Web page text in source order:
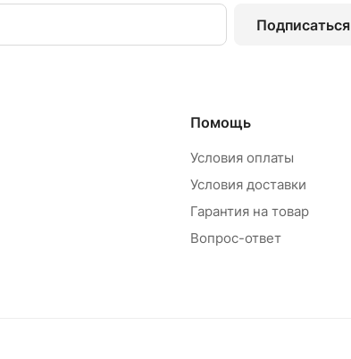
Подписаться
Помощь
Условия оплаты
Условия доставки
Гарантия на товар
Вопрос-ответ